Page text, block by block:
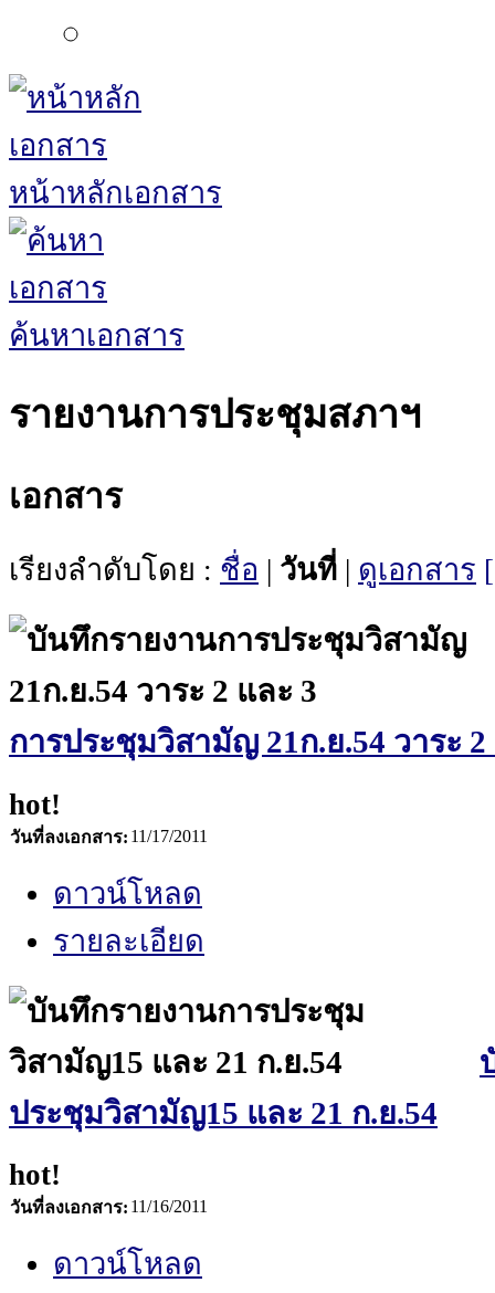
หน้าหลักเอกสาร
ค้นหาเอกสาร
รายงานการประชุมสภาฯ
เอกสาร
เรียงลำดับโดย : ชื่อ | วันที่ | ดูเอกสาร
การประชุมวิสามัญ 21ก.ย.54 วาระ 2
hot!
วันที่ลงเอกสาร: 11/17/2011
ดาวน์โหลด
รายละเอียด
ประชุมวิสามัญ15 และ 21 ก.ย.54
hot!
วันที่ลงเอกสาร: 11/16/2011
ดาวน์โหลด